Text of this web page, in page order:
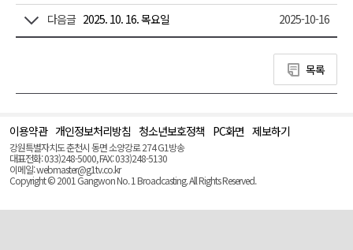
다음글 2025. 10. 16. 목요일 2025-10-16
목록
이용약관 개인정보처리방침 청소년보호정책 PC화면 제보하기
강원특별자치도 춘천시 동면 소양강로 274 G1방송
대표전화: 033)248-5000, FAX: 033)248-5130
이메일: webmaster@g1tv.co.kr
Copyright © 2001 Gangwon No. 1 Broadcasting. All Rights Reserved.